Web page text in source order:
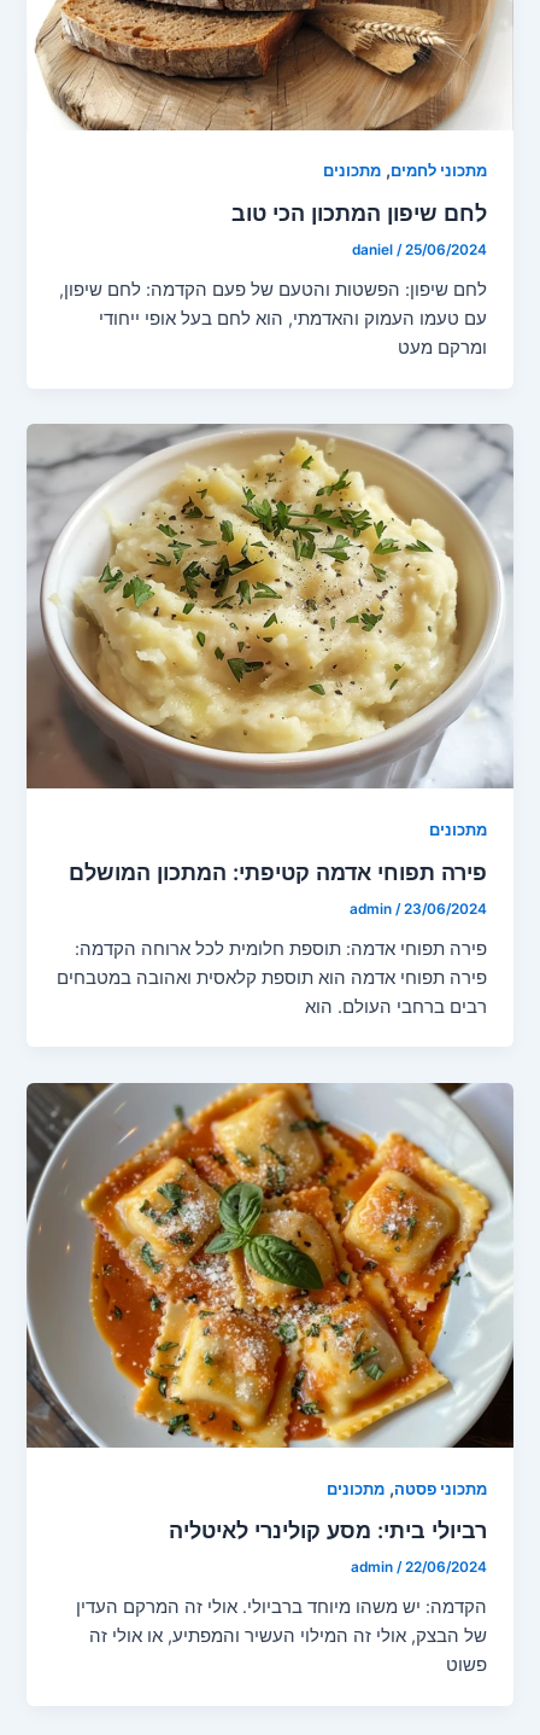
מתכוני לחמים,מתכונים
לחם שיפון המתכון הכי טוב
daniel /25/06/2024
לחם שיפון: הפשטות והטעם של פעם הקדמה: לחם שיפון,
עם טעמו העמוק והאדמתי, הוא לחם בעל אופי ייחודי
ומרקם מעט
מתכונים
פירה תפוחי אדמה קטיפתי: המתכון המושלם
admin /23/06/2024
פירה תפוחי אדמה: תוספת חלומית לכל ארוחה הקדמה:
פירה תפוחי אדמה הוא תוספת קלאסית ואהובה במטבחים
רבים ברחבי העולם. הוא
מתכוני פסטה,מתכונים
רביולי ביתי: מסע קולינרי לאיטליה
admin /22/06/2024
הקדמה: יש משהו מיוחד ברביולי. אולי זה המרקם העדין
של הבצק, אולי זה המילוי העשיר והמפתיע, או אולי זה
פשוט